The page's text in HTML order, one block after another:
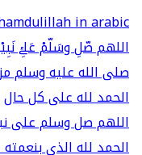
in arabic
اللهم صّلِ وسَلّمْ عَلۓِ
صلى الله عليه وسلم
الحمد لله على كل حال
اللهم صل وسلم على
الحمد لله الذي